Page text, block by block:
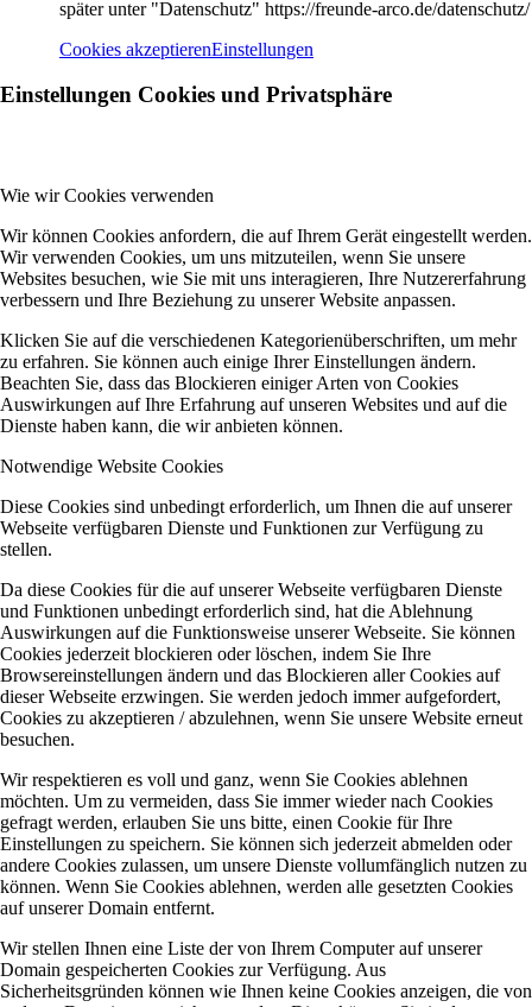
später unter "Datenschutz" https://freunde-arco.de/datenschutz/
Cookies akzeptierenEinstellungen
Einstellungen Cookies und Privatsphäre
Wie wir Cookies verwenden
Wir können Cookies anfordern, die auf Ihrem Gerät eingestellt werden.
Wir verwenden Cookies, um uns mitzuteilen, wenn Sie unsere
Websites besuchen, wie Sie mit uns interagieren, Ihre Nutzererfahrung
verbessern und Ihre Beziehung zu unserer Website anpassen.
Klicken Sie auf die verschiedenen Kategorienüberschriften, um mehr
zu erfahren. Sie können auch einige Ihrer Einstellungen ändern.
Beachten Sie, dass das Blockieren einiger Arten von Cookies
Auswirkungen auf Ihre Erfahrung auf unseren Websites und auf die
Dienste haben kann, die wir anbieten können.
Notwendige Website Cookies
Diese Cookies sind unbedingt erforderlich, um Ihnen die auf unserer
Webseite verfügbaren Dienste und Funktionen zur Verfügung zu
stellen.
Da diese Cookies für die auf unserer Webseite verfügbaren Dienste
und Funktionen unbedingt erforderlich sind, hat die Ablehnung
Auswirkungen auf die Funktionsweise unserer Webseite. Sie können
Cookies jederzeit blockieren oder löschen, indem Sie Ihre
Browsereinstellungen ändern und das Blockieren aller Cookies auf
dieser Webseite erzwingen. Sie werden jedoch immer aufgefordert,
Cookies zu akzeptieren / abzulehnen, wenn Sie unsere Website erneut
besuchen.
Wir respektieren es voll und ganz, wenn Sie Cookies ablehnen
möchten. Um zu vermeiden, dass Sie immer wieder nach Cookies
gefragt werden, erlauben Sie uns bitte, einen Cookie für Ihre
Einstellungen zu speichern. Sie können sich jederzeit abmelden oder
andere Cookies zulassen, um unsere Dienste vollumfänglich nutzen zu
können. Wenn Sie Cookies ablehnen, werden alle gesetzten Cookies
auf unserer Domain entfernt.
Wir stellen Ihnen eine Liste der von Ihrem Computer auf unserer
Domain gespeicherten Cookies zur Verfügung. Aus
Sicherheitsgründen können wie Ihnen keine Cookies anzeigen, die von